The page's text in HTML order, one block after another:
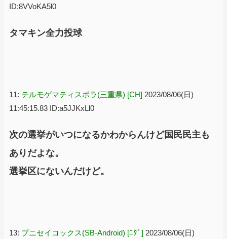
ID:8VVoKA5l0
タマキン全力投球
11: テルモゲマティスポラ(三重県) [CH] 2023/08/06(日)
11:45:15.83 ID:a5JJKxLl0
次の選挙がいつになるかわからんけど国民民主も
ありだよな。
選挙区にないんだけど。
13: プニセイコックス(SB-Android) [ﾆﾀﾞ] 2023/08/06(日)